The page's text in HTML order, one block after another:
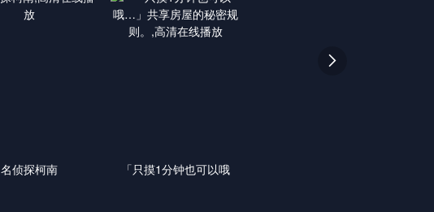
名侦探柯南 「只摸1分钟也可以哦
